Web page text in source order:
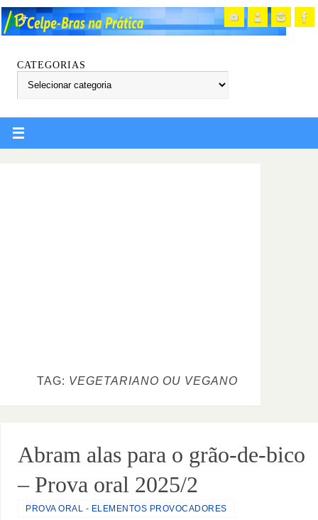
CATEGORIAS
TAG: VEGETARIANO OU VEGANO
Abram alas para o grão-de-bico
– Prova oral 2025/2
PROVA ORAL - ELEMENTOS PROVOCADORES